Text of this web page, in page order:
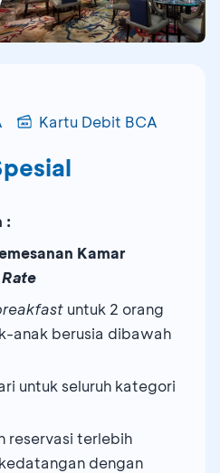
Kartu Debit BCA
:
Kamar
untuk 2 orang
anak berusia dibawah
untuk seluruh kategori
reservasi terlebih
dengan